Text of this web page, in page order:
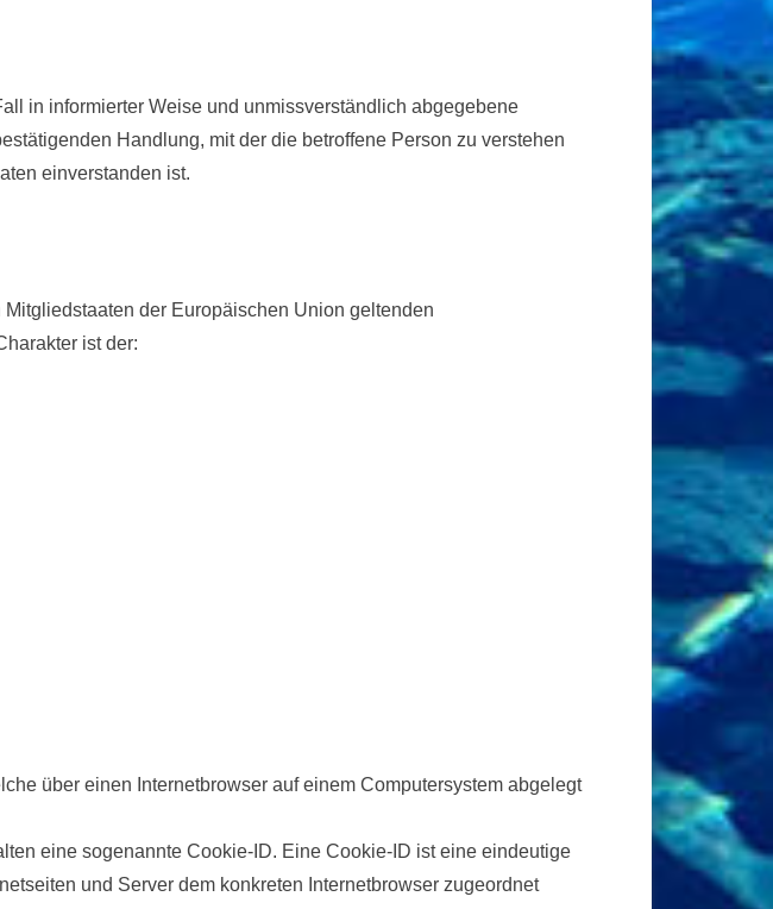
in informierter Weise und unmissverständlich abgegebene
Handlung, mit der die betroffene Person zu verstehen
einverstanden ist.
der Europäischen Union geltenden
ist der:
über einen Internetbrowser auf einem Computersystem abgelegt
eine sogenannte Cookie-ID. Eine Cookie-ID ist eine eindeutige
und Server dem konkreten Internetbrowser zugeordnet